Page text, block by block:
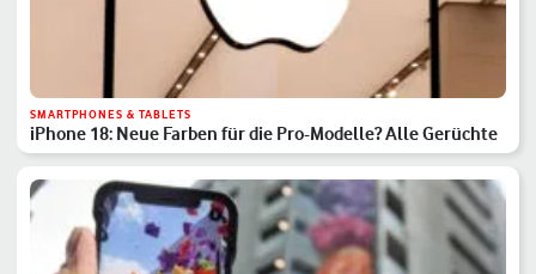
SMARTPHONES & TABLETS
iPhone 18: Neue Farben für die Pro-Modelle? Alle Gerüchte